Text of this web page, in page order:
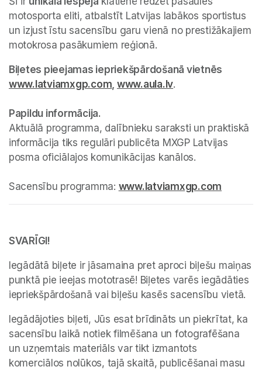
motosporta eliti, atbalstīt Latvijas labākos sportistus
un izjust īstu sacensību garu vienā no prestižākajiem
motokrosa pasākumiem reģionā.
www.latviamxgp.com(opens in a new tab)
, www.aula.lv(opens in a new
(opens in a new
.
Papildu informācija.
Aktuālā programma, dalībnieku saraksti un praktiskā
informācija tiks regulāri publicēta MXGP Latvijas
posma oficiālajos komunikācijas kanālos.
Sacensību programma: www.latviamxgp.com
SVARĪGI!
Iegādātā biļete ir jāsamaina pret aproci biļešu maiņas
punktā pie ieejas mototrasē! Biļetes varēs iegādāties
iepriekšpārdošanā vai biļešu kasēs sacensību vietā.
Iegādājoties biļeti, Jūs esat brīdināts un piekrītat, ka
sacensību laikā notiek filmēšana un fotografēšana
un uzņemtais materiāls var tikt izmantots
komerciālos nolūkos, tajā skaitā, publicēšanai masu